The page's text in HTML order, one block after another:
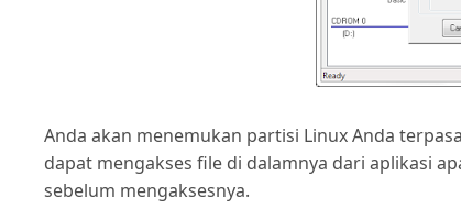
Anda akan menemukan partisi Linux Anda
dapat mengakses file di dalamnya dari aplikasi
sebelum mengaksesnya.